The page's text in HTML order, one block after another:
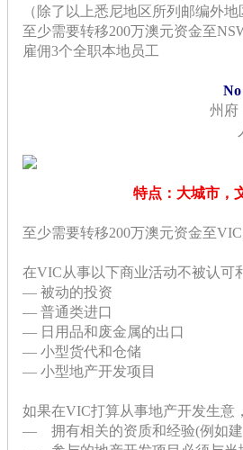
（除了以上悉尼地区所列邮编外地
至少需要转移200万澳元资金至
雇佣3个全职本地员工
州府
特点：大城市，
至少需要转移200万澳元资金至
在VIC从事以下商业活动不被认可
— 被动的投资
— 普通类进口
— 日用品和废金属的出口
— 小型货代和仓储
— 小型地产开发项目
如果在VIC打算从事地产开发生意
—
拥有相关的资质和经验(例如